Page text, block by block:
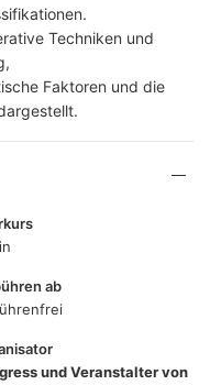
Techniken und
Faktoren und die
ab
und Veranstalter von